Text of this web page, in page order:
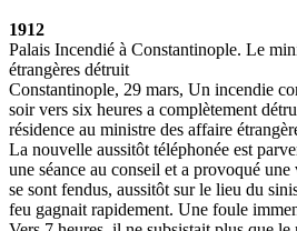
1912
Palais Incendié à Constantinople. Le
étrangères détruit
Constantinople, 29 mars, Un incendie
soir vers six heures a complètement
résidence au ministre des affaire
La nouvelle aussitôt téléphonée est
une séance au conseil et a provoqué
se sont fendus, aussitôt sur le lieu du
feu gagnait rapidement. Une foule